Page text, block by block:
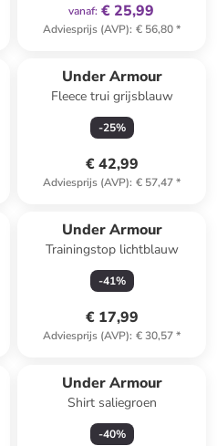
vanaf: € 25,99
Adviesprijs (AVP): € 56,80*
Under Armour
Fleece trui grijsblauw
-25%
€ 42,99
Adviesprijs (AVP): € 57,47*
Under Armour
Trainingstop lichtblauw
-41%
€ 17,99
Adviesprijs (AVP): € 30,57*
Under Armour
Shirt saliegroen
-40%